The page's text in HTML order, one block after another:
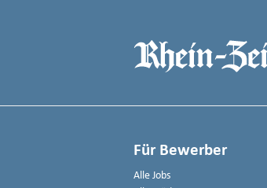
Für Bewerber
Alle Jobs